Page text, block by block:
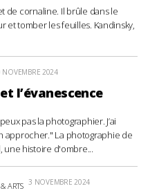
de cornaline. Il brûle dans le
et tomber les feuilles. Kandinsky,
NOVEMBRE 2024
l’évanescence
pas la photographier. J’ai
approcher." La photographie de
une histoire d'ombre...
ARTS 3 NOVEMBRE 2024